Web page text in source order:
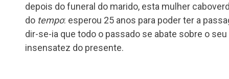
depois do funeral do marido, esta mulher
do tempo: esperou 25 anos para poder ter a
dir-se-ia que todo o passado se abate sobre o
insensatez do presente.